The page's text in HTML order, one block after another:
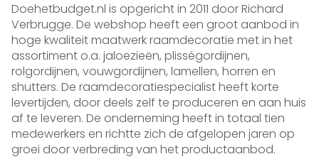
Doehetbudget.nl is opgericht in 2011 door Richard
Verbrugge. De webshop heeft een groot aanbod in
hoge kwaliteit maatwerk raamdecoratie met in het
assortiment o.a. jaloezieën, plisségordijnen,
rolgordijnen, vouwgordijnen, lamellen, horren en
shutters. De raamdecoratiespecialist heeft korte
levertijden, door deels zelf te produceren en aan huis
af te leveren. De onderneming heeft in totaal tien
medewerkers en richtte zich de afgelopen jaren op
groei door verbreding van het productaanbod.